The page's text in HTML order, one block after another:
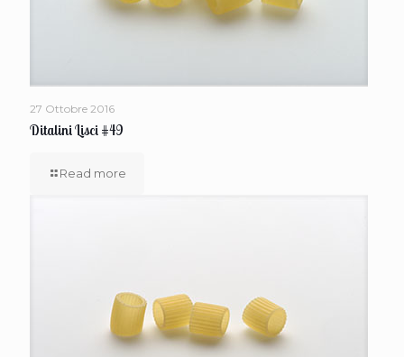
27 Ottobre 2016
Ditalini Lisci #49
Read more